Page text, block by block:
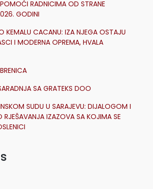
RADNICIMA OD STRANE
GODINI
KEMALU CACANU: IZA NJEGA OSTAJU
I MODERNA OPREMA, HVALA
SA GRATEKS DOO
SUDU U SARAJEVU: DIJALOGOM I
IZAZOVA SA KOJIMA SE